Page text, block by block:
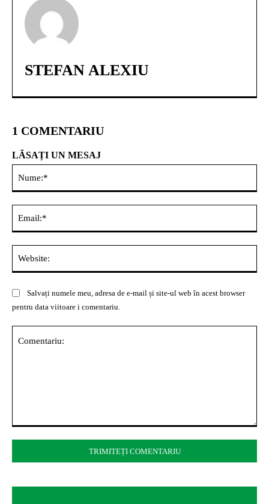
STEFAN ALEXIU
1 COMENTARIU
LĂSAȚI UN MESAJ
Salvați numele meu, adresa de e-mail și site-ul web în acest browser
pentru data viitoare i comentariu.